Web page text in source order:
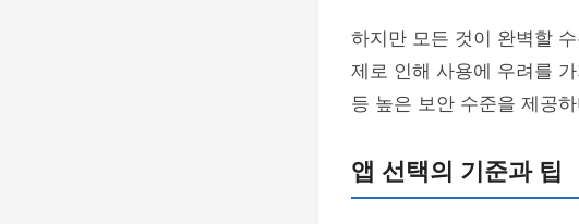
하지만 모든 것이 완벽할
제로 인해 사용에 우려를
등 높은 보안 수준을 제공
앱 선택의 기준과 팁